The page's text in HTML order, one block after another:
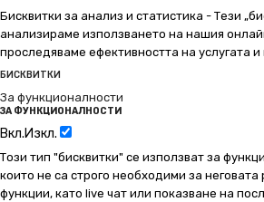
Бисквитки за анализ и статистика - Тези
анализираме използването на нашия
проследяваме ефективността на услугата и
БИСКВИТКИ
За функционалности
ЗА ФУНКЦИОНАЛНОСТИ
Вкл.Изкл.
Този тип "бисквитки" се използват за
които не са строго необходими за
функции, като live чат или показване на